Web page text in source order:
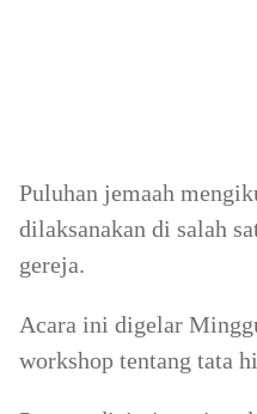
Puluhan jemaah
dilaksanakan di salah
gereja.
Acara ini digelar
workshop tentang tata